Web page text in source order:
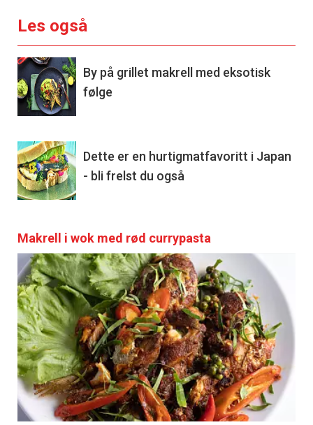
Les også
By på grillet makrell med eksotisk
følge
Dette er en hurtigmatfavoritt i Japan
- bli frelst du også
Makrell i wok med rød currypasta